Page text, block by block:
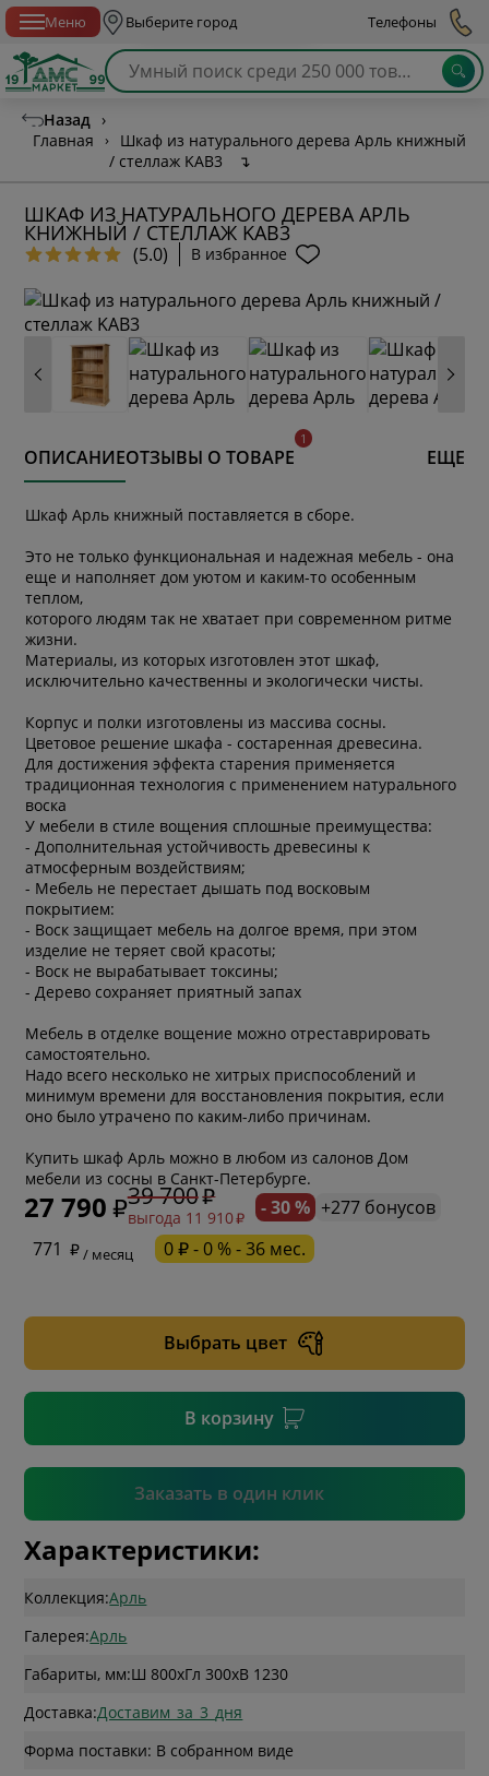
Меню Выберите город Телефоны
Назад ›
Главная
›
Шкаф из натурального дерева Арль книжный
/ стеллаж KAB3
↴
ШКАФ ИЗ НАТУРАЛЬНОГО ДЕРЕВА АРЛЬ
КНИЖНЫЙ / СТЕЛЛАЖ KAB3
(5.0) В избранное
ОПИСАНИЕОТЗЫВЫ О ТОВАРЕ ЕЩЕ
Шкаф Арль книжный поставляется в сборе.
Это не только функциональная и надежная мебель - она
еще и наполняет дом уютом и каким-то особенным
теплом,
которого людям так не хватает при современном ритме
жизни.
Материалы, из которых изготовлен этот шкаф,
исключительно качественны и экологически чисты.
Корпус и полки изготовлены из массива сосны.
Цветовое решение шкафа - состаренная древесина.
Для достижения эффекта старения применяется
традиционная технология с применением натурального
воска
У мебели в стиле вощения сплошные преимущества:
- Дополнительная устойчивость древесины к
атмосферным воздействиям;
- Мебель не перестает дышать под восковым
покрытием:
- Воск защищает мебель на долгое время, при этом
изделие не теряет свой красоты;
- Воск не вырабатывает токсины;
- Дерево сохраняет приятный запах
Мебель в отделке вощение можно отреставрировать
самостоятельно.
Надо всего несколько не хитрых приспособлений и
минимум времени для восстановления покрытия, если
оно было утрачено по каким-либо причинам.
Купить шкаф Арль можно в любом из салонов Дом
мебели из сосны в Санкт-Петербурге.
27 790 39 700
выгода 11 910 - 30 % +277 бонусов
771
/ месяц 0 ₽ - 0 % - 36 мес.
Выбрать цвет
В корзину
Заказать в один клик
* обязательное поле
Подтвердить
Характеристики:
Коллекция:Арль
Галерея:Арль
Габариты, мм:Ш 800xГл 300xВ 1230
Доставка:Доставим_за_3_дня
Форма поставки: В собранном виде